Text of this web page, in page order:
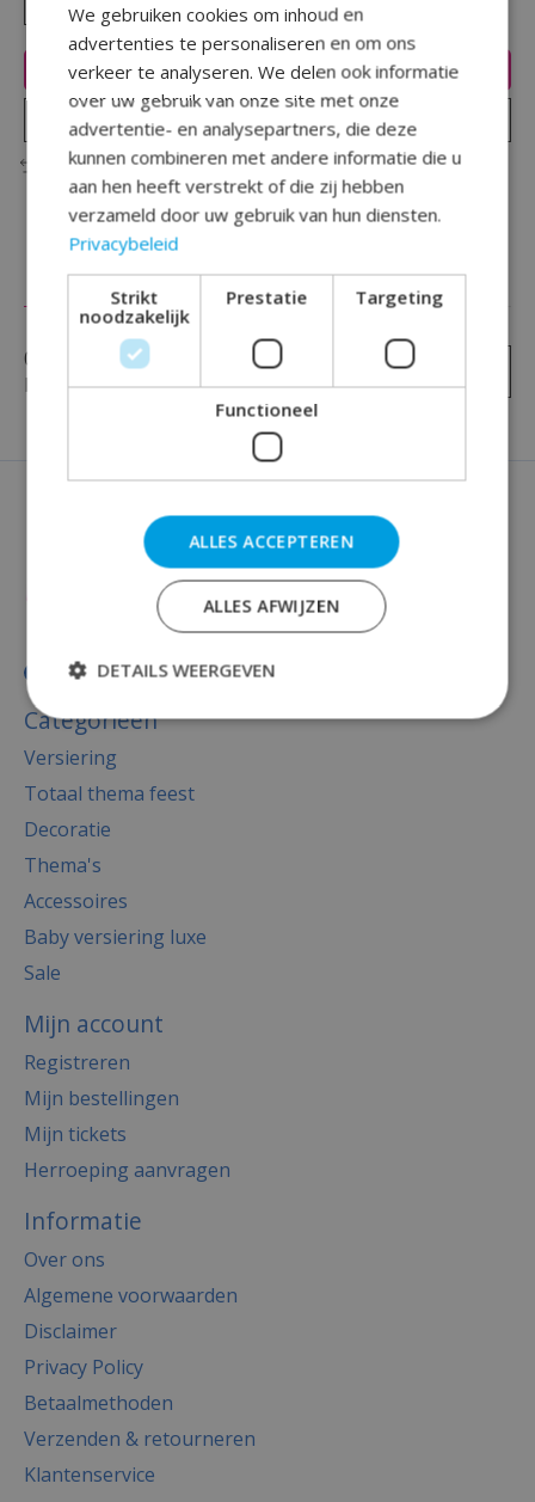
Toevoegen aan winkelwagen
Plaats bestelling
Toevoegen om te vergelijken
Reviews (0)
0 sterren op basis van
beoordelingen
Je beoordeling toevoegen
Categorieën
Versiering
Totaal thema feest
Decoratie
Thema's
Accessoires
Baby versiering luxe
Sale
Mijn account
Registreren
Mijn bestellingen
Mijn tickets
Herroeping aanvragen
Informatie
Over ons
Algemene voorwaarden
Disclaimer
Privacy Policy
Betaalmethoden
Verzenden & retourneren
Klantenservice
We gebruiken cookies om inhoud en
advertenties te personaliseren en om ons
verkeer te analyseren. We delen ook informatie
over uw gebruik van onze site met onze
advertentie- en analysepartners, die deze
kunnen combineren met andere informatie die u
aan hen heeft verstrekt of die zij hebben
verzameld door uw gebruik van hun diensten.
Privacybeleid
Strikt
noodzakelijk
Prestatie Targeting
Functioneel
ALLES ACCEPTEREN
ALLES AFWIJZEN
DETAILS WEERGEVEN